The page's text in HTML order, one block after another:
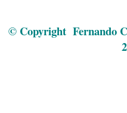
© Copyright Fernando